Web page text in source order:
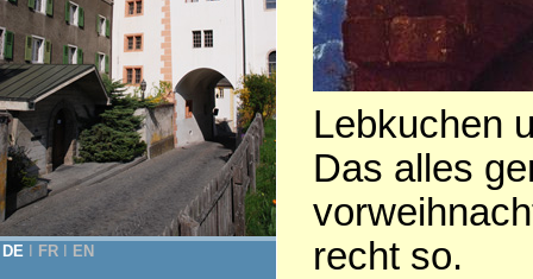
DE FR EN
Lebkuchen
Das alles
recht so.